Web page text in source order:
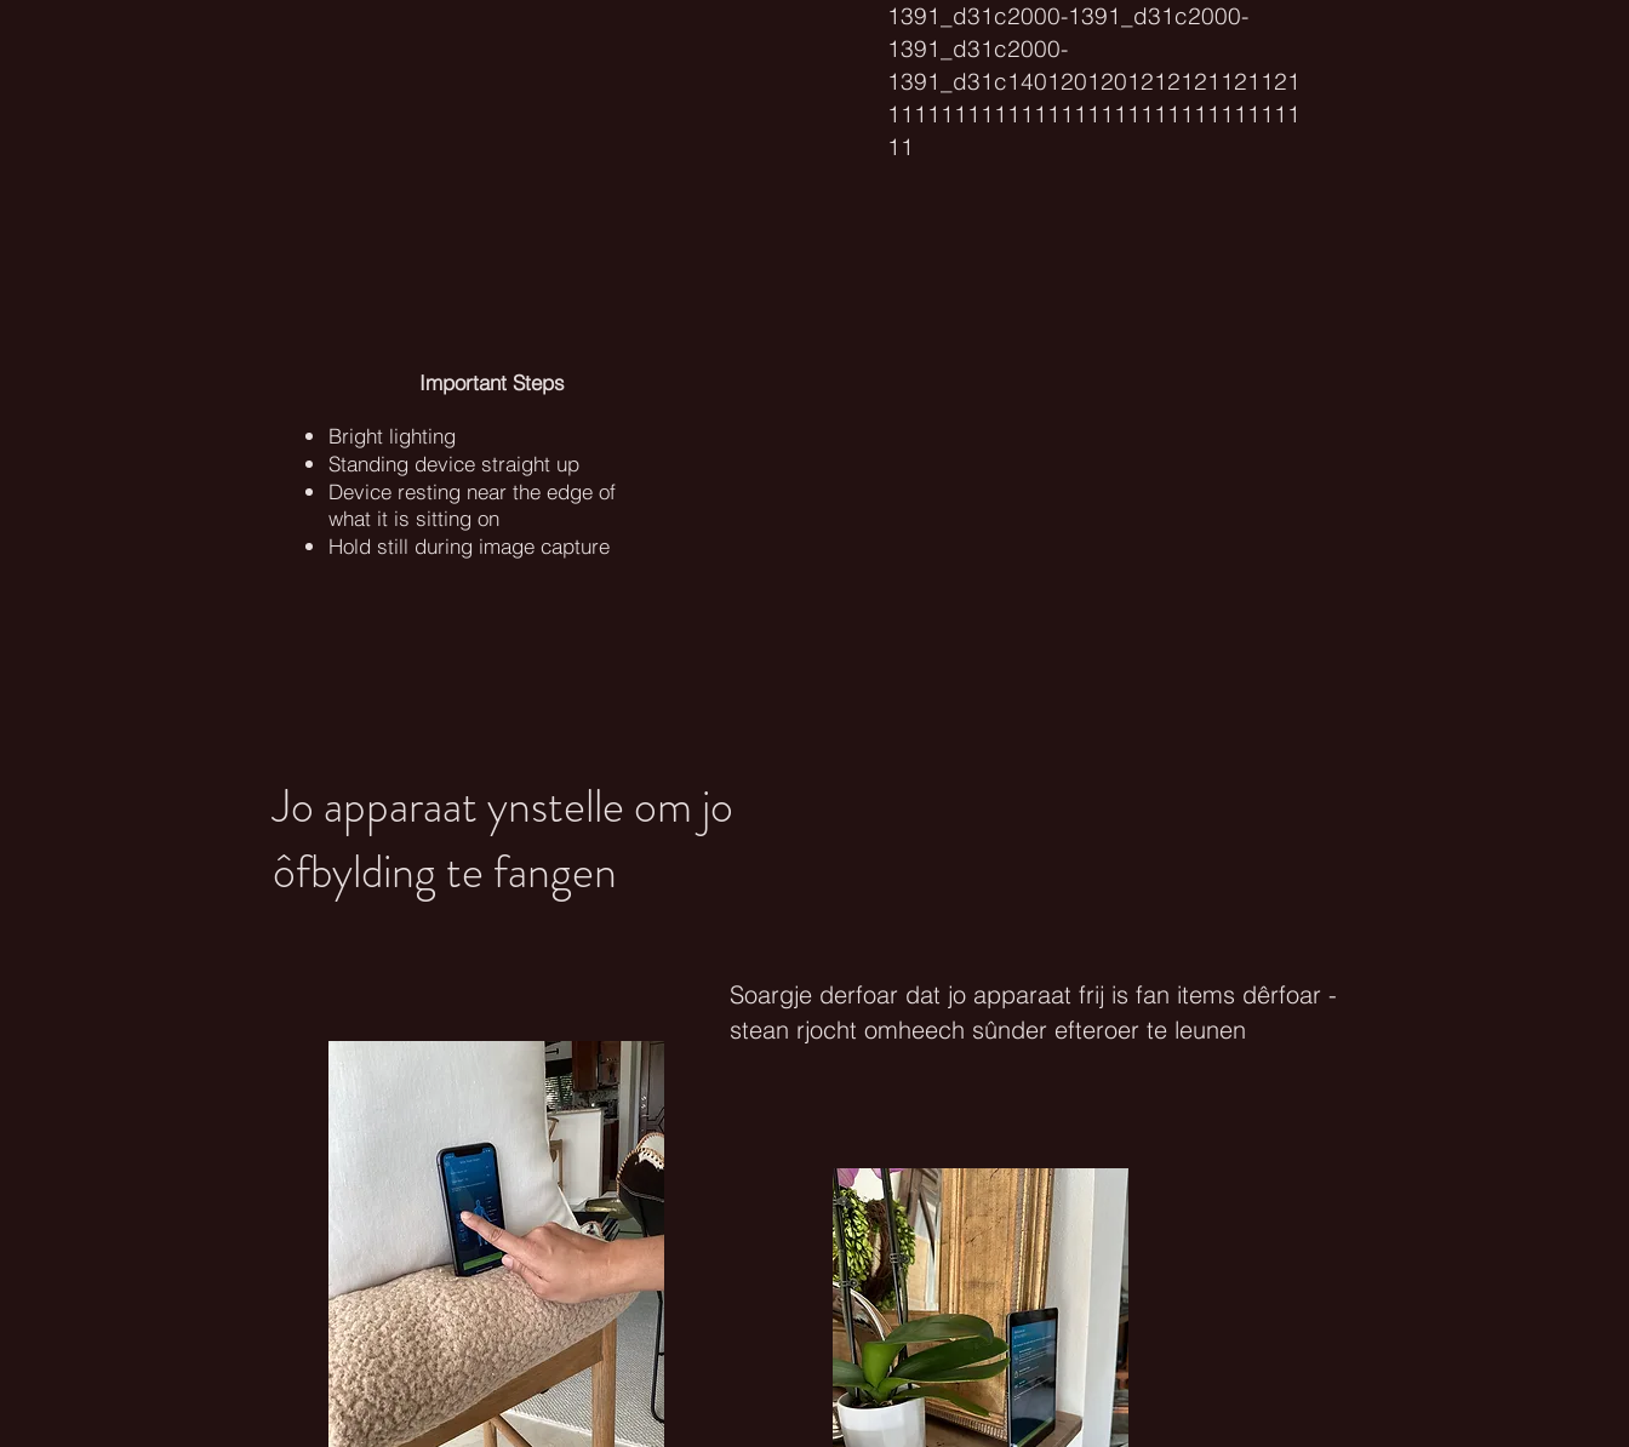
1391_d31c2000-1391_d31c2000-
1391_d31c2000-
1391_d31c1401201201212121121121
1111111111111111111111111111111
11
Important Steps
Bright lighting
Standing device straight up
Device resting near the edge of
what it is sitting on
Hold still during image capture
Jo apparaat ynstelle om jo
ôfbylding te fangen
Soargje derfoar dat jo apparaat frij is fan items dêrfoar -
stean rjocht omheech sûnder efteroer te leunen